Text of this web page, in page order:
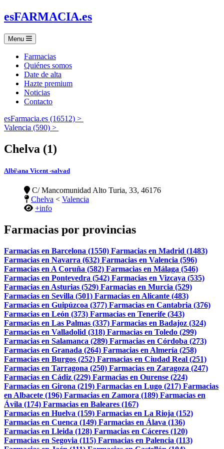
esFARMACIA.es
Menu
Farmacias
Quiénes somos
Date de alta
Hazte premium
Noticias
Contacto
esFarmacia.es (16512) >
Valencia (590) >
Chelva (1)
Albi\ana Vicent -salvad
C/ Mancomunidad Alto Turia, 33, 46176
Chelva < Valencia
+info
Farmacias por provincias
Farmacias en Barcelona (1550) Farmacias en Madrid (1483)
Farmacias en Navarra (632) Farmacias en Valencia (596)
Farmacias en A Coruña (582) Farmacias en Málaga (546)
Farmacias en Pontevedra (542) Farmacias en Vizcaya (535)
Farmacias en Asturias (529) Farmacias en Murcia (529)
Farmacias en Sevilla (501) Farmacias en Alicante (483)
Farmacias en Guipúzcoa (377) Farmacias en Cantabria (376)
Farmacias en León (373) Farmacias en Tenerife (343)
Farmacias en Las Palmas (337) Farmacias en Badajoz (324)
Farmacias en Valladolid (318) Farmacias en Toledo (299)
Farmacias en Salamanca (289) Farmacias en Córdoba (273)
Farmacias en Granada (264) Farmacias en Almería (258)
Farmacias en Burgos (252) Farmacias en Ciudad Real (251)
Farmacias en Tarragona (250) Farmacias en Zaragoza (247)
Farmacias en Cádiz (229) Farmacias en Ourense (224)
Farmacias en Girona (219) Farmacias en Lugo (217) Farmacias
en Albacete (196) Farmacias en Zamora (189) Farmacias en
Ávila (174) Farmacias en Baleares (167)
Farmacias en Huelva (159) Farmacias en La Rioja (152)
Farmacias en Cuenca (149) Farmacias en Álava (136)
Farmacias en Lleida (128) Farmacias en Cáceres (120)
Farmacias en Segovia (115) Farmacias en Palencia (113)